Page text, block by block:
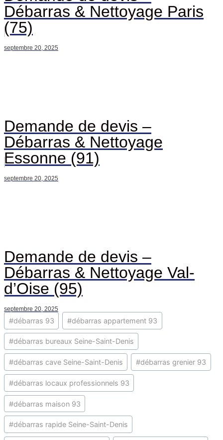
Débarras & Nettoyage Paris
(75)
septembre 20, 2025
Demande de devis –
Débarras & Nettoyage
Essonne (91)
septembre 20, 2025
Demande de devis –
Débarras & Nettoyage Val-
d’Oise (95)
septembre 20, 2025
Étiquettes
de
la
publication :
#débarras 93 #débarras appartement 93
#débarras bureaux Seine-Saint-Denis
#débarras cave Seine-Saint-Denis #débarras grenier 93
#débarras locaux professionnels 93
#débarras maison 93
#débarras rapide Seine-Saint-Denis